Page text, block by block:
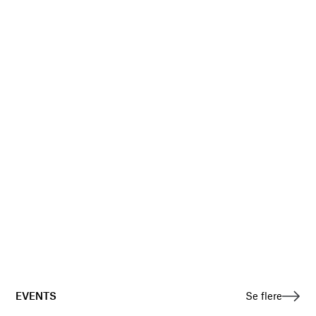
EVENTS Se flere